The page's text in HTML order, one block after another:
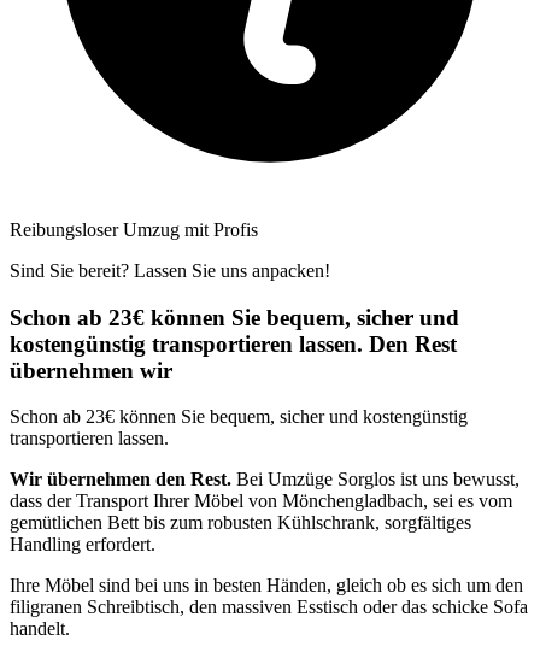
Reibungsloser Umzug mit Profis
Sind Sie bereit? Lassen Sie uns anpacken!
Schon ab 23€ können Sie bequem, sicher und
kostengünstig transportieren lassen. Den Rest
übernehmen wir
Schon ab 23€ können Sie bequem, sicher und kostengünstig
transportieren lassen.
Wir übernehmen den Rest. Bei Umzüge Sorglos ist uns bewusst,
dass der Transport Ihrer Möbel von Mönchengladbach, sei es vom
gemütlichen Bett bis zum robusten Kühlschrank, sorgfältiges
Handling erfordert.
Ihre Möbel sind bei uns in besten Händen, gleich ob es sich um den
filigranen Schreibtisch, den massiven Esstisch oder das schicke Sofa
handelt.